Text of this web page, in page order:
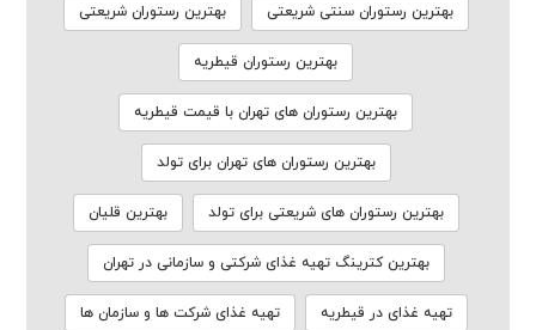
بهترین رستوران سنتی شریعتی بهترین رستوران شریعتی
بهترین رستوران قیطریه
بهترین رستوران های تهران با قیمت قیطریه
بهترین رستوران های تهران برای تولد
بهترین رستوران های شریعتی برای تولد بهترین قلیان
بهترین کترینگ تهیه غذای شرکتی و سازمانی در تهران
تهیه غذای در قیطریه تهیه غذای شرکت ها و سازمان ها